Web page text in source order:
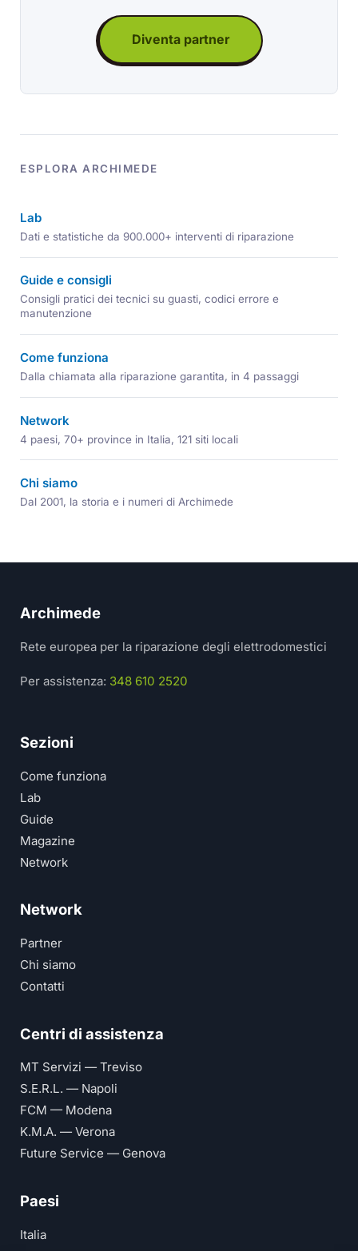
Diventa partner
ESPLORA ARCHIMEDE
Lab
Dati e statistiche da 900.000+ interventi di riparazione
Guide e consigli
Consigli pratici dei tecnici su guasti, codici errore e
manutenzione
Come funziona
Dalla chiamata alla riparazione garantita, in 4 passaggi
Network
4 paesi, 70+ province in Italia, 121 siti locali
Chi siamo
Dal 2001, la storia e i numeri di Archimede
Archimede
Rete europea per la riparazione degli elettrodomestici
Per assistenza: 348 610 2520
Sezioni
Come funziona
Lab
Guide
Magazine
Network
Network
Partner
Chi siamo
Contatti
Centri di assistenza
MT Servizi — Treviso
S.E.R.L. — Napoli
FCM — Modena
K.M.A. — Verona
Future Service — Genova
Paesi
Italia